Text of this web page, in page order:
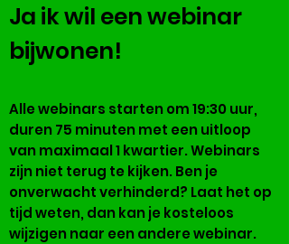
Ja ik wil een webinar
bijwonen!
Alle webinars starten om 19:30 uur,
duren 75 minuten met een uitloop
van maximaal 1 kwartier. Webinars
zijn niet terug te kijken. Ben je
onverwacht verhinderd? Laat het op
tijd weten, dan kan je kosteloos
wijzigen naar een andere webinar.